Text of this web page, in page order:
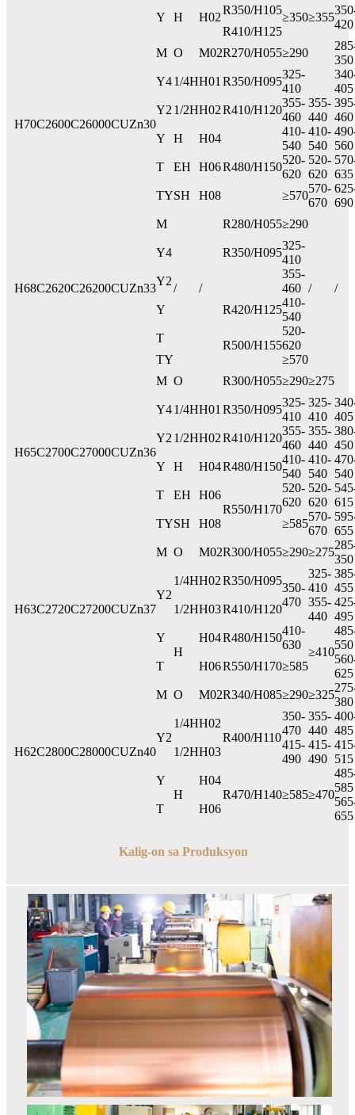
Y H H02
R350/H105
≥350≥355
420
R410/H125
H70C2600C26000CUZn30
M O M02R270/H055≥290
350
Y41/4HH01 R350/H095
325-
410
405
Y2 1/2HH02R410/H120
355-
460
355-
440 460
Y
H H04
R480/H150
410-
540
410-
540 560
T
EH H06
520-
620
520-
620 635
TYSH H08 ≥570
570-
670 690
H68C2620C26200CUZn33
M
/ /
R280/H055≥290
/ /
Y4 R350/H095
325-
410
Y2
355-
460
Y
R420/H125
410-
540
T
R500/H155
520-
620
TY
≥570
H65C2700C27000CUZn36
M O R300/H055≥290≥275
Y41/4HH01 R350/H095
325-
410
325-
410 405
Y2 1/2HH02R410/H120
355-
460
355-
440 450
Y
H H04R480/H150
410-
540
410-
540 540
T
EH
H06
R550/H170
520-
620
520-
620 615
TYSH H08 ≥585
570-
670 655
H63C2720C27200CUZn37
M O M02R300/H055≥290≥275
350
Y2
1/4HH02R350/H095
350-
470
325-
410 455
1/2HH03R410/H120
355-
440 495
Y
H
H04R480/H150
410-
630
≥410
550
T
H06R550/H170≥585
625
H62C2800C28000CUZn40
M O M02R340/H085≥290≥325
380
Y2
1/4HH02
R400/H110
350-
470
355-
440 485
1/2HH03
415-
490
415-
490 515
Y
H
H04
R470/H140≥585≥470
585
T
H06
655
Kalig-on sa Produksyon